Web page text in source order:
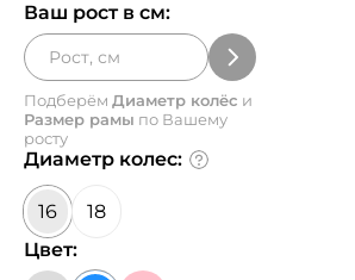
Ваш рост в см:
Подберём Диаметр колёс и
Размер рамы по Вашему
росту
Диаметр колес:
16
18
Цвет: